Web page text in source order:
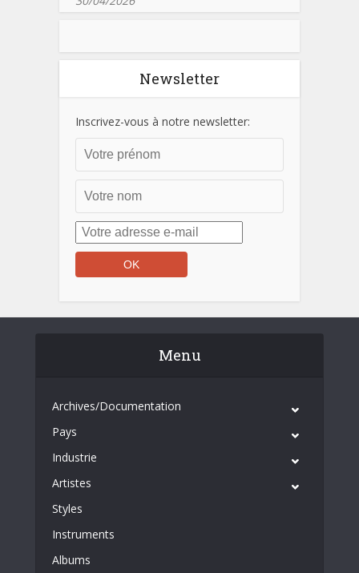
Newsletter
Inscrivez-vous à notre newsletter:
Menu
Archives/Documentation
Pays
Industrie
Artistes
Styles
Instruments
Albums